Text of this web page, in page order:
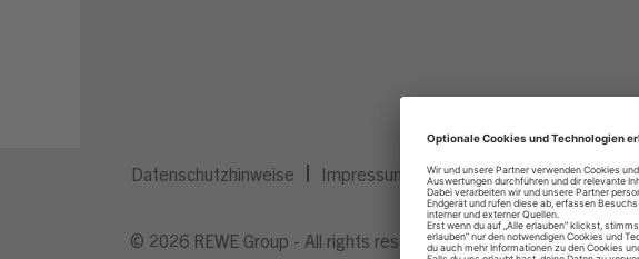
Datenschutzhinweise Impressum Privatsphäre-Einstellungen
© 2026 REWE Group - All rights reserved